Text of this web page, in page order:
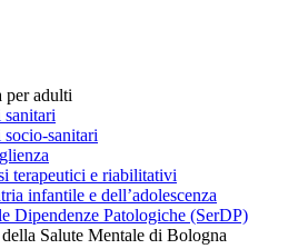
per adulti
sanitari
socio-sanitari
terapeutici e riabilitativi
infantile e dell’adolescenza
Dipendenze Patologiche (SerDP)
Salute Mentale di Bologna